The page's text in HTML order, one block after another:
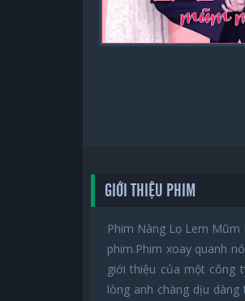
GIỚI THIỆU PHIM
Phim Nàng Lọ Lem
phim.Phim xoay quanh
giới thiệu của một công
lòng anh chàng dịu